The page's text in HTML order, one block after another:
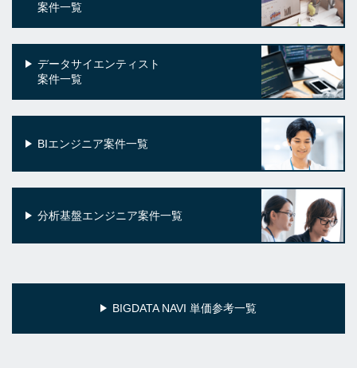
案件一覧
データサイエンティスト
案件一覧
BIエンジニア案件一覧
分析基盤エンジニア案件一覧
BIGDATA NAVI 単価参考一覧